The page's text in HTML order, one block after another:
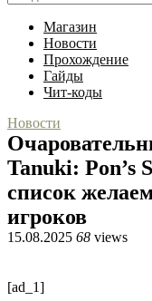
Магазин
Новости
Прохождение
Гайды
Чит-коды
Новости
Tanuki: Pon’s
список
игроков
15.08.2025 68 views
[ad_1]